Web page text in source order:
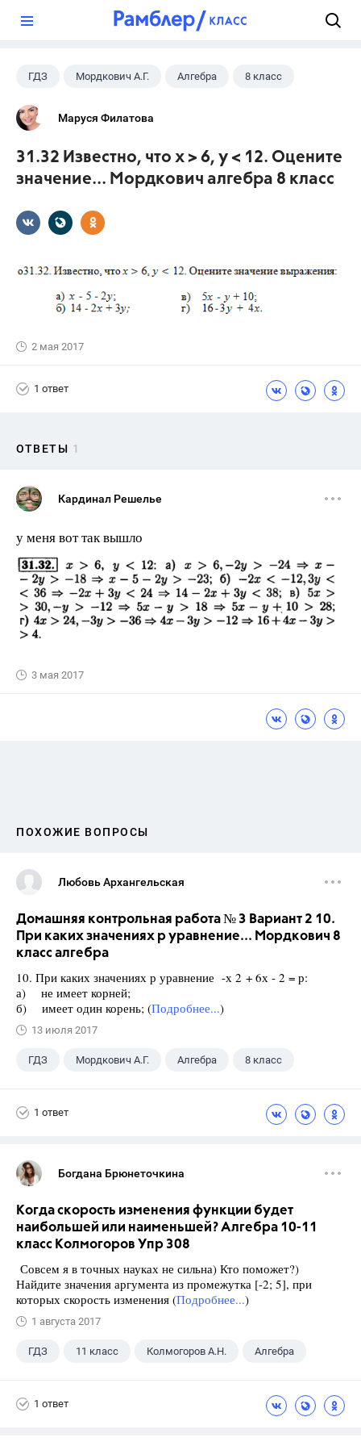
ГДЗ Мордкович А.Г. Алгебра 8 класс
Маруся Филатова
31.32 Известно, что х > 6, у < 12. Оцените
значение... Мордкович алгебра 8 класс
2 мая 2017
1 ответ
ОТВЕТЫ 1
Кардинал Решелье
у меня вот так вышло
3 мая 2017
ПОХОЖИЕ ВОПРОСЫ
Любовь Архангельская
Домашняя контрольная работа № 3 Вариант 2 10.
При каких значениях р уравнение... Мордкович 8
класс алгебра
10. При каких значениях р уравнение -х 2 + 6х - 2 = р:
а) не имеет корней;
б) имеет один корень; (Подробнее...)
13 июля 2017
ГДЗ Мордкович А.Г. Алгебра 8 класс
1 ответ
Богдана Брюнеточкина
Когда скорость изменения функции будет
наибольшей или наименьшей? Алгебра 10-11
класс Колмогоров Упр 308
Совсем я в точных науках не сильна) Кто поможет?)
Найдите значения аргумента из промежутка [-2; 5], при
которых скорость изменения (Подробнее...)
1 августа 2017
ГДЗ 11 класс Колмогоров А.Н. Алгебра
1 ответ